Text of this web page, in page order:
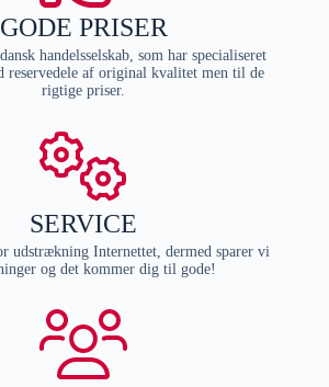
GODE PRISER
handelsselskab, som har specialiseret
reservedele af original kvalitet men til de
rigtige priser.
SERVICE
udstrækning Internettet, dermed sparer vi
og det kommer dig til gode!